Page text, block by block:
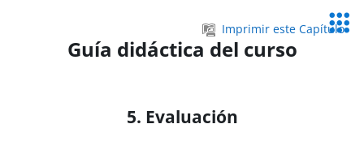
Imprimir este Capítulo
Guía didáctica del curso
5. Evaluación